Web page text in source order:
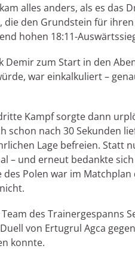
alles anders, als es das
die den Grundstein für
hohen 18:11-
Demir zum Start in den
war einkalkuliert –
Kampf sorgte dann
schon nach 30 Sekunden
Lage befreien. Statt
– und erneut bedankte
des Polen war im
des Trainergespanns
von Ertugrul Agca
konnte.